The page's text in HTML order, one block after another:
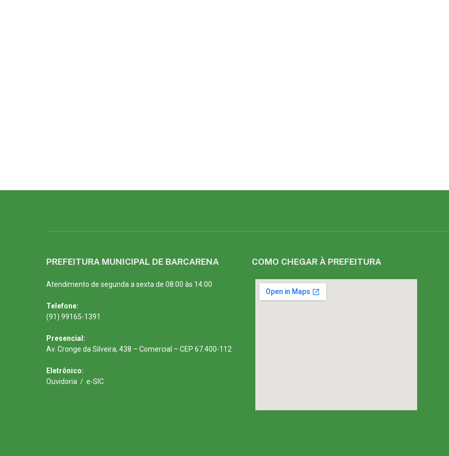
PREFEITURA MUNICIPAL DE BARCARENA
Atendimento de segunda a sexta de 08:00 às 14:00
Telefone:
(91) 99165-1391
Presencial:
Av. Cronge da Silveira, 438 – Comercial – CEP 67.400-112
Eletrônico:
Ouvidoria / e-SIC
COMO CHEGAR À PREFEITURA